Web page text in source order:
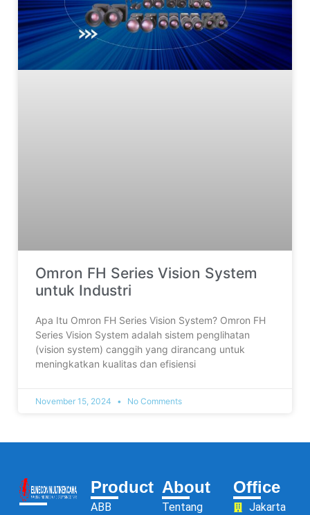
Omron FH Series Vision System
untuk Industri
Apa Itu Omron FH Series Vision System? Omron FH
Series Vision System adalah sistem penglihatan
(vision system) canggih yang dirancang untuk
meningkatkan kualitas dan efisiensi
November 15, 2024 No Comments
Product
ABB
About
Tentang
Office
Jakarta